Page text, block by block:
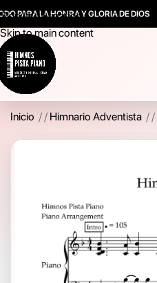
Skip to navigation
Skip to main content
PARA LA HONRA Y GLORIA DE DIOS
Inicio / Himnario Adventista /